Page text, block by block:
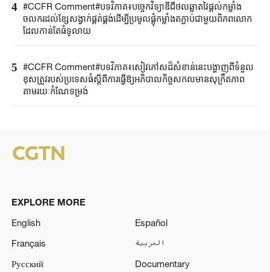
4 #CCFR Comment#បទវិភាគ៖បច្ចេកវិទ្យាឌីជីថលឆ្លាតវៃផ្តល់កម្លាំង
ចលករដល់ខ្សែសង្វាក់ផ្គត់ផ្គង់ដើម្បីប្រមូលផ្តុំកម្លាំងតភ្ជាប់ជាមួយពិភពលោក
ដែលកាន់តែធំទូលាយ
5 #CCFR Comment#បទវិភាគ៖សៀវភៅសដ៏សំខាន់នេះបង្ហាញពីទំនួល
ខុសត្រូវរបស់ប្រទេសធំស្តីពីការធ្វើឱ្យអភិបាលកិច្ចសកលមានសុក្រឹតភាព
តាមរយៈកំណែទម្រង់
EXPLORE MORE
English
Español
Français
العربية
Русский
Documentary